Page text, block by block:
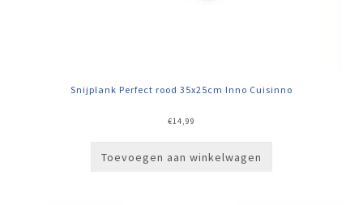
Snijplank Perfect rood 35x25cm Inno Cuisinno
€14,99
Toevoegen aan winkelwagen